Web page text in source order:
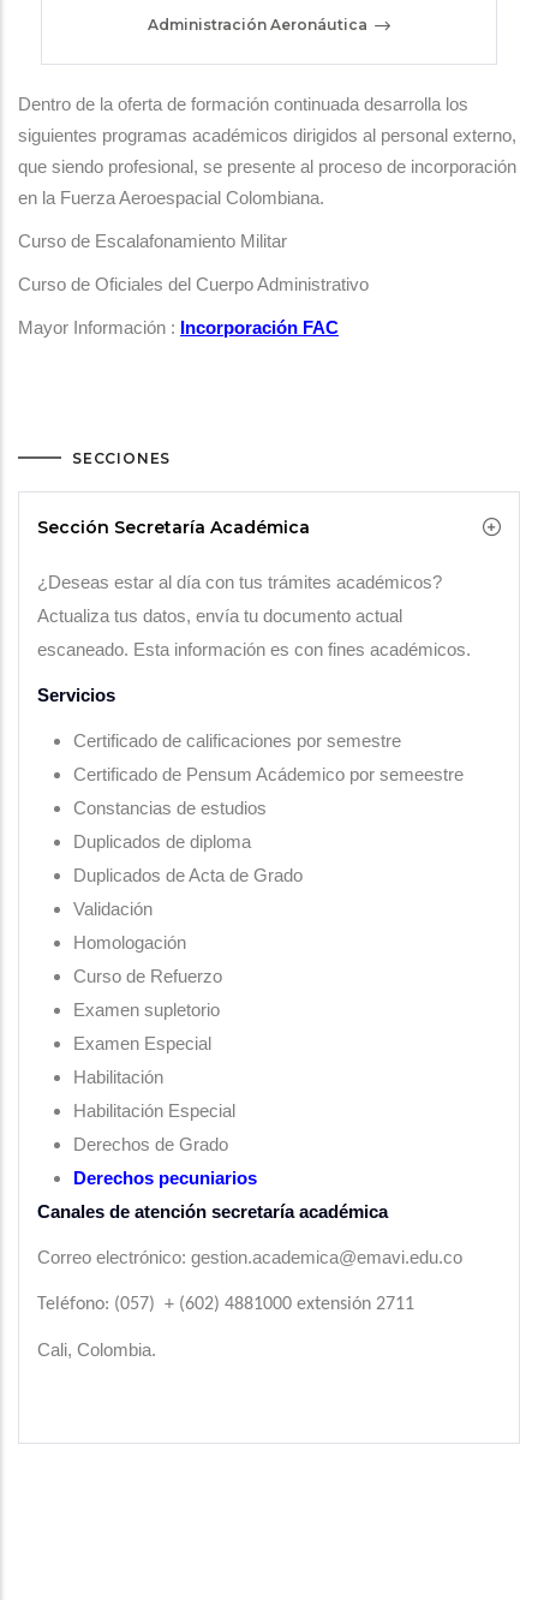
Administración Aeronáutica
Dentro de la oferta de formación continuada desarrolla los
siguientes programas académicos dirigidos al personal externo,
que siendo profesional, se presente al proceso de incorporación
en la Fuerza Aeroespacial Colombiana.
Curso de Escalafonamiento Militar
Curso de Oficiales del Cuerpo Administrativo
Mayor Información : Incorporación FAC
SECCIONES
Sección Secretaría Académica
¿Deseas estar al día con tus trámites académicos?
Actualiza tus datos, envía tu documento actual
escaneado. Esta información es con fines académicos.
Servicios
Certificado de calificaciones por semestre
Certificado de Pensum Acádemico por semeestre
Constancias de estudios
Duplicados de diploma
Duplicados de Acta de Grado
Validación
Homologación
Curso de Refuerzo
Examen supletorio
Examen Especial
Habilitación
Habilitación Especial
Derechos de Grado
Derechos pecuniarios
Canales de atención secretaría académica
Correo electrónico: gestion.academica@emavi.edu.co
Teléfono: (057) + (602) 4881000 extensión 2711
Cali, Colombia.